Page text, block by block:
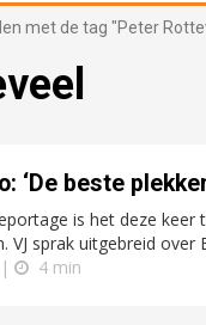
met de tag "Peter
‘De beste
is het deze
VJ sprak uitgebreid
4 min